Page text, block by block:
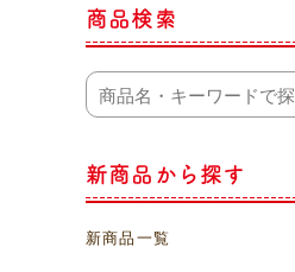
商品検索
新商品から探す
新商品一覧